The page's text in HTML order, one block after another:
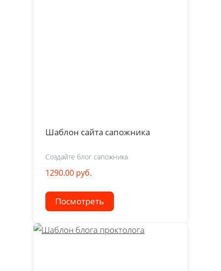
Шаблон сайта сапожника
Создайте блог сапожника
1290.00 руб.
Посмотреть